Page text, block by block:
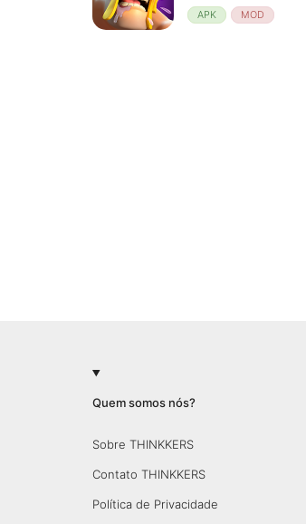
APK MOD
Quem somos nós?
Sobre THINKKERS
Contato THINKKERS
Política de Privacidade